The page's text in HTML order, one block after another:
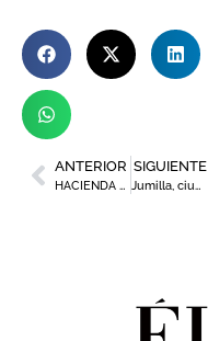
ANTERIOR
HACIENDA DEL ÁLAMO RESIDENCES: comodidad y tranquilidad en un entorno único
SIGUIENTE
Jumilla, ciudad vinícola por excelencia